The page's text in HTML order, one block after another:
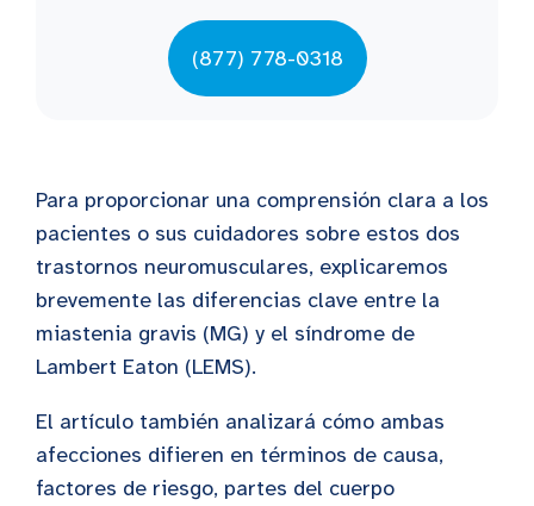
(877) 778-0318
Para proporcionar una comprensión clara a los
pacientes o sus cuidadores sobre estos dos
trastornos neuromusculares, explicaremos
brevemente las diferencias clave entre la
miastenia gravis (MG) y el síndrome de
Lambert Eaton (LEMS).
El artículo también analizará cómo ambas
afecciones difieren en términos de causa,
factores de riesgo, partes del cuerpo